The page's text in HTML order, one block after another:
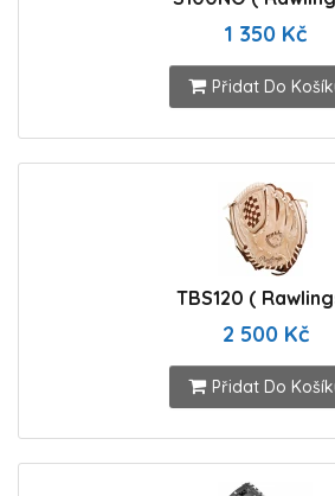
1 350 Kč
Přidat Do
TBS120 (
2 500 Kč
Přidat Do